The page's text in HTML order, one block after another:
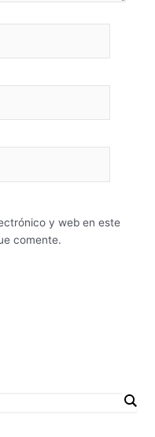
y web en este
comente.